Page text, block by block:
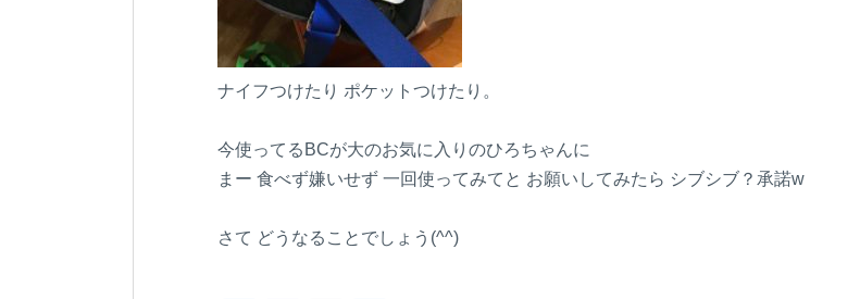
ナイフつけたり ポケットつけたり。
今使ってるBCが大のお気に入りのひろちゃんに
まー 食べず嫌いせず 一回使ってみてと お願いしてみたら シブシブ？承諾w
さて どうなることでしょう(^^)